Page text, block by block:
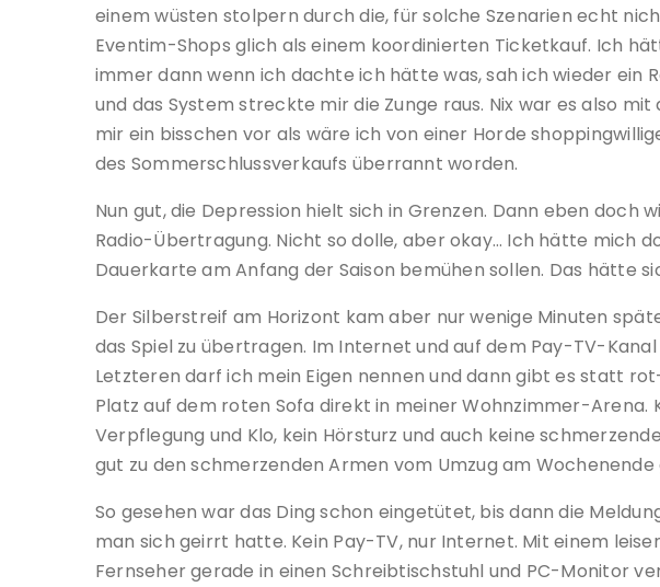
einem wüsten stolpern durch die, für solche Szenarien echt
Eventim-Shops glich als einem koordinierten Ticketkauf. Ich
immer dann wenn ich dachte ich hätte was, sah ich wieder ein
und das System streckte mir die Zunge raus. Nix war es also
mir ein bisschen vor als wäre ich von einer Horde
des Sommerschlussverkaufs überrannt worden.
Nun gut, die Depression hielt sich in Grenzen. Dann eben doch
Radio-Übertragung. Nicht so dolle, aber okay… Ich hätte mich
Dauerkarte am Anfang der Saison bemühen sollen. Das hätte
Der Silberstreif am Horizont kam aber nur wenige Minuten
das Spiel zu übertragen. Im Internet und auf dem Pay-TV-Kanal
Letzteren darf ich mein Eigen nennen und dann gibt es statt
Platz auf dem roten Sofa direkt in meiner Wohnzimmer-Arena.
Verpflegung und Klo, kein Hörsturz und auch keine
gut zu den schmerzenden Armen vom Umzug am
So gesehen war das Ding schon eingetütet, bis dann die
man sich geirrt hatte. Kein Pay-TV, nur Internet. Mit einem
Fernseher gerade in einen Schreibtischstuhl und PC-Monitor